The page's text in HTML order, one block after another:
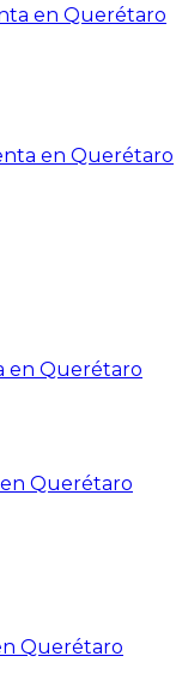
en Querétaro
en Querétaro
en Querétaro
Querétaro
Querétaro